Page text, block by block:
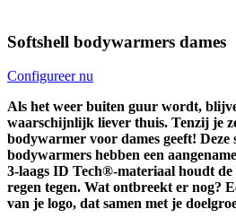
Softshell bodywarmers dames
Configureer nu
Als het weer buiten guur wordt,
waarschijnlijk liever thuis. Tenzij je
bodywarmer voor dames geeft! Deze
bodywarmers hebben een
3-laags ID Tech®-materiaal houdt
regen tegen. Wat ontbreekt er nog?
van je logo, dat samen met je